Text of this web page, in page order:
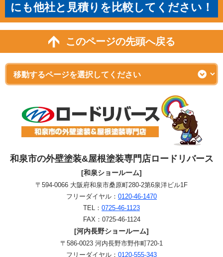
にも他社と見積りを比較してください！
このページの先頭へ戻る
和泉市の外壁塗装&屋根塗装専門店ロードリバース
[和泉ショールーム]
〒594-0066 大阪府和泉市桑原町280-2第6泉洋ビル1F
フリーダイヤル： 0120-46-1470
TEL： 0725-46-1123
FAX：0725-46-1124
[河内長野ショールーム]
〒586-0023 河内長野市野作町720-1
フリーダイヤル： 0120-555-343